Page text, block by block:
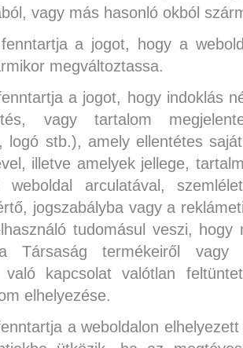
vagy más hasonló okból
a jogot, hogy a
megváltoztassa.
a jogot, hogy indoklás
vagy tartalom
logó stb.), amely ellentétes
illetve amelyek jellege,
weboldal arculatával,
jogszabályba vagy a
tudomásul veszi,
Társaság termékeiről vagy
való kapcsolat valótlan
elhelyezése.
a weboldalon